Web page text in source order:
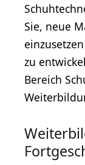
Sie, neue
zu
Bereich